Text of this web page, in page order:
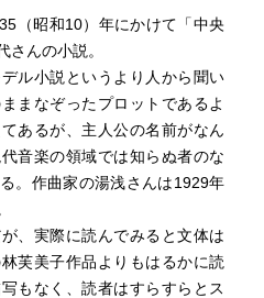
（昭和10）年にかけて「中央
さんの小説。
ル小説というより人から聞い
まなぞったプロットであるよ
あるが、主人公の名前がなん
音楽の領域では知らぬ者のな
。作曲家の湯浅さんは1929年
、実際に読んでみると文体は
芙美子作品よりもはるかに読
もなく、読者はすらすらとス